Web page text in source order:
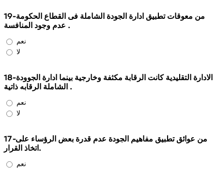
19-من معوقات تطبيق ادارة الجودة الشاملة فى القطاع الحكومة
عدم وجود المنافسة .
نعم
لا
18-الادارة التقليدية كانت الرقابة مكثفة وخارجية بينما ادارة الجوودة
الشاملة الرقابه ذاتية .
نعم
لا
17-من عوائق تطبيق مفاهيم الجودة عدم قدرة بعض الرؤساء على
اتخاذ القرار.
نعم